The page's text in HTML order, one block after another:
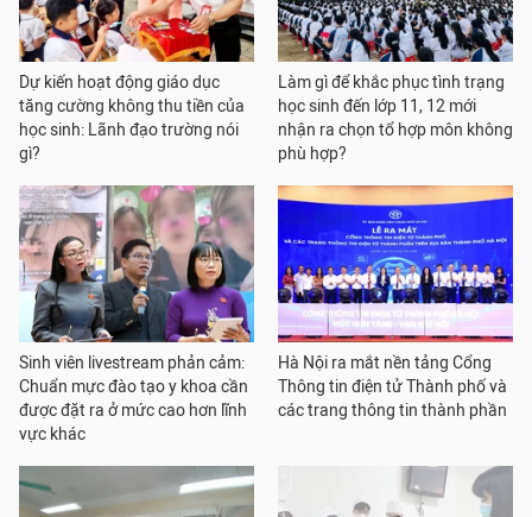
Dự kiến hoạt động giáo dục
tăng cường không thu tiền của
học sinh: Lãnh đạo trường nói
gì?
Làm gì để khắc phục tình trạng
học sinh đến lớp 11, 12 mới
nhận ra chọn tổ hợp môn không
phù hợp?
Sinh viên livestream phản cảm:
Chuẩn mực đào tạo y khoa cần
được đặt ra ở mức cao hơn lĩnh
vực khác
Hà Nội ra mắt nền tảng Cổng
Thông tin điện tử Thành phố và
các trang thông tin thành phần